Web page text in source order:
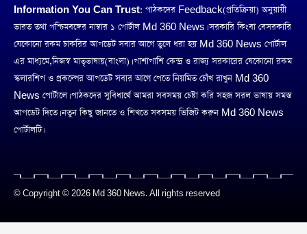
Information You Can Trust: পাঠকদের Feedback(প্রতিক্রিয়া) অনুয়ায়ী
ভারত তথা পশ্চিমবঙ্গের নাম্বার ১ পোর্টাল Md 360 News। সরকারি কিংবা বেসরকারি
যেকোনো রকম চাকরির আপডেট সবার আগে তুলে ধরা হয় Md 360 News পোর্টাল
এর মাধ্যমে,নিজস্ব মাতৃভাষায়(বাংলা)। পাশাপাশি কেন্দ্র ও রাজ্য সরকারের যেকোনো রকম
স্কলারশিপ ও প্রকল্পের আপডেট সবার আগে পেতে নিয়মিত চোঁখ রাখুন Md 360
News পোর্টালে। পাঠকদের সুবিধার্থে আমরা সবসময় চেষ্টা করি সহজ সরল ভাষায় সমস্ত
আপডেট দিতে। নতুন কিছু জানতে ও শিখতে সবসময় ভিজিট করুন Md 360 News
পোর্টালটি।
© Copyright © 2026 Md 360 News. All rights reserved